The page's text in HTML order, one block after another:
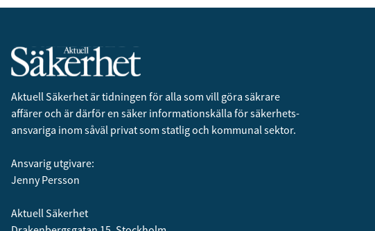
Aktuell Säkerhet är tidningen för alla som vill göra säkrare
affärer och är därför en säker informationskälla för säkerhets­
ansvariga inom såväl privat som statlig och kommunal sektor.
Ansvarig utgivare:
Jenny Persson
Aktuell Säkerhet